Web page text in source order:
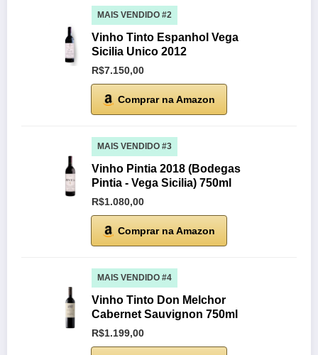
MAIS VENDIDO #2
Vinho Tinto Espanhol Vega
Sicilia Unico 2012
R$7.150,00
Comprar na Amazon
MAIS VENDIDO #3
Vinho Pintia 2018 (Bodegas
Pintia - Vega Sicilia) 750ml
R$1.080,00
Comprar na Amazon
MAIS VENDIDO #4
Vinho Tinto Don Melchor
Cabernet Sauvignon 750ml
R$1.199,00